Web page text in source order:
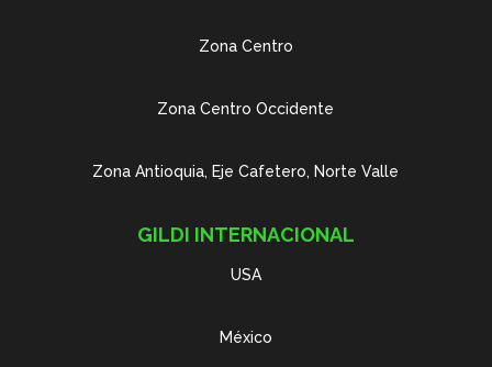
Zona Centro
Zona Centro Occidente
Zona Antioquia, Eje Cafetero, Norte Valle
GILDI INTERNACIONAL
USA
México